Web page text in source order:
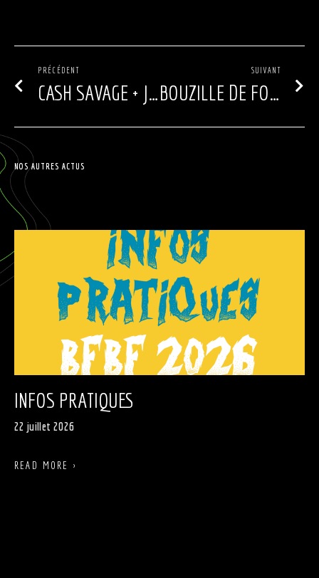
PRÉCÉDENT
CASH SAVAGE + JAMES LEG À BINIC LE 1ER OCTOBRE !
SUIVANT
BOUZILLE DE FOUS #2
NOS AUTRES ACTUS
INFOS PRATIQUES
22 juillet 2026
READ MORE ›